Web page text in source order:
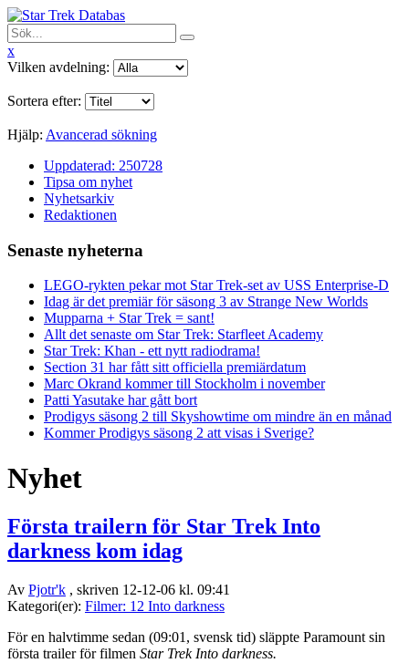
x
Vilken avdelning:
Sortera efter:
Hjälp: Avancerad sökning
Uppdaterad: 250728
Tipsa om nyhet
Nyhetsarkiv
Redaktionen
Senaste nyheterna
LEGO-rykten pekar mot Star Trek-set av USS Enterprise-D
Idag är det premiär för säsong 3 av Strange New Worlds
Mupparna + Star Trek = sant!
Allt det senaste om Star Trek: Starfleet Academy
Star Trek: Khan - ett nytt radiodrama!
Section 31 har fått sitt officiella premiärdatum
Marc Okrand kommer till Stockholm i november
Patti Yasutake har gått bort
Prodigys säsong 2 till Skyshowtime om mindre än en månad
Kommer Prodigys säsong 2 att visas i Sverige?
Nyhet
Första trailern för Star Trek Into
darkness kom idag
Av Pjotr'k , skriven 12-12-06 kl. 09:41
Kategori(er): Filmer: 12 Into darkness
För en halvtimme sedan (09:01, svensk tid) släppte Paramount sin
första trailer för filmen Star Trek Into darkness.